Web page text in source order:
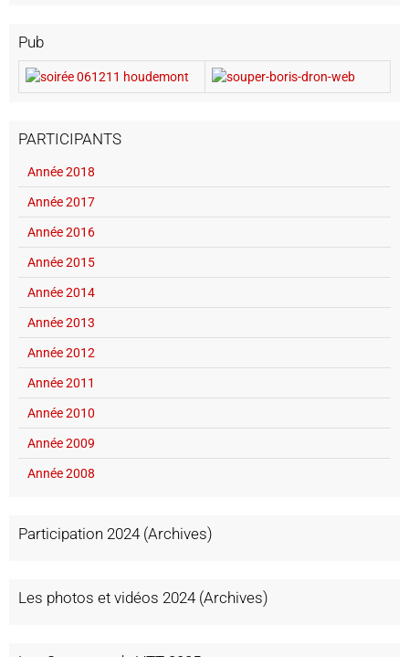
Pub
PARTICIPANTS
Année 2018
Année 2017
Année 2016
Année 2015
Année 2014
Année 2013
Année 2012
Année 2011
Année 2010
Année 2009
Année 2008
Participation 2024 (Archives)
Les photos et vidéos 2024 (Archives)